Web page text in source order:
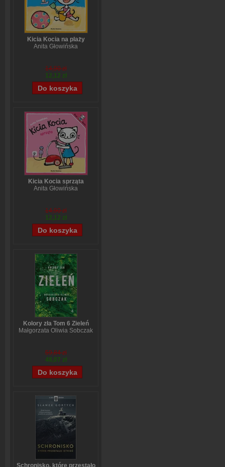
Kicia Kocia na plaży
Anita Głowińska
14,90 zł
12,12 zł
Kicia Kocia sprząta
Anita Głowińska
14,90 zł
12,12 zł
Kolory zła Tom 6 Zieleń
Małgorzata Oliwia Sobczak
59,84 zł
48,07 zł
Schronisko, które przestało